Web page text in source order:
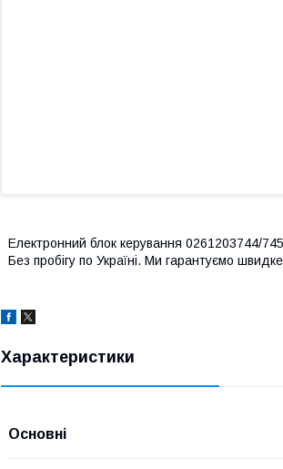
Електронний блок керування 0261203744/
Без пробігу по Україні. Ми гарантуємо
Характеристики
Основні